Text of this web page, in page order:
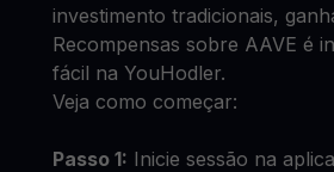
investimento tradicionais,
Recompensas sobre AAVE é
fácil na YouHodler.
Veja como começar:
Passo 1: Inicie sessão na